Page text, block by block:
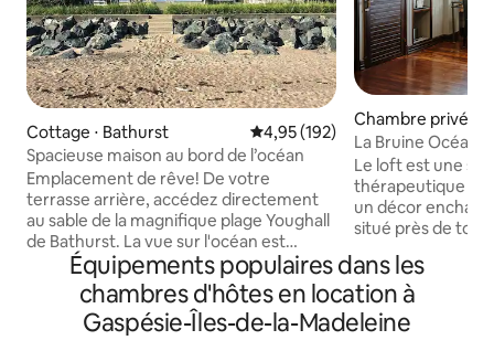
Cottage ⋅ Bathurst Évaluation moyenne sur la
4,95 (192)
Spacieuse maison au bord de l’océan
Emplacement de rêve! De votre
terrasse arrière, accédez directement
au sable de la magnifique plage Youghall
de Bathurst. La vue sur l'océan est
époustouflante été comme hiver.
Grande maison spacieuse avec ses 4
chambres à coucher & 1 lit escamotable,
spa de nage intérieur, gym, bureau, salle
Chambre privée ⋅
La Bruine Océane
Le loft est une
thérapeutique et
un décor
situé près de tous
brasserie, bibliothèque, centre culturel,
la passe migratoire et +.
débuté la
gastronomique
Équipements populaires dans les
chambres d'hôtes en location à
Gaspésie-Îles-de-la-Madeleine